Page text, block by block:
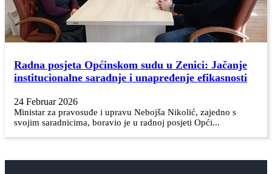
Radna posjeta Općinskom sudu u Zenici: Jačanje
institucionalne saradnje i unapređenje efikasnosti
24 Februar 2026
Ministar za pravosuđe i upravu Nebojša Nikolić, zajedno s
svojim saradnicima, boravio je u radnoj posjeti Opći...